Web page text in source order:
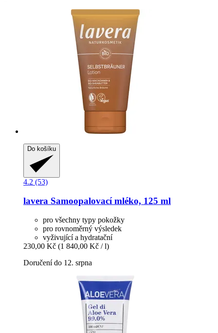
Do košíku
4.2 (53)
lavera Samoopalovací mléko, 125 ml
pro všechny typy pokožky
pro rovnoměrný výsledek
vyživující a hydratační
230,00 Kč (1 840,00 Kč / l)
Doručení do 12. srpna